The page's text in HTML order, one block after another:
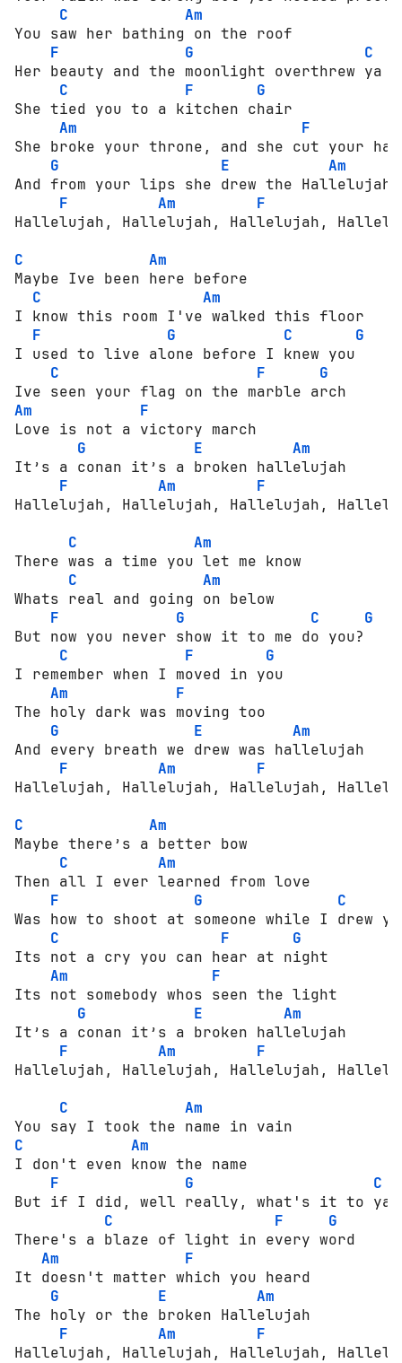
C
Am
You saw her bathing on the roof
F
G C
Her beauty and the moonlight overthrew ya
C
F
G
She tied you to a kitchen chair
Am
F
She broke your throne, and she cut your
G
E
Am
And from your lips she drew the Hallelujah
F
Am F
Hallelujah, Hallelujah, Hallelujah,
C
Am
Maybe Ive been here before
C
Am
I know this room I've walked this floor
F
G C
G
I used to live alone before I knew you
C
F
G
Am
F
Love is not a victory march
G
E
Am
It’s a conan it’s a broken hallelujah
F
Am F
Hallelujah, Hallelujah, Hallelujah,
C
Am
There was a time you let me know
C
Am
Whats real and going on below
F
G C
G
But now you never show it to me do you?
C
F
G
I remember when I moved in you
Am
F
The holy dark was moving too
G
E
Am
And every breath we drew was hallelujah
F
Am F
Hallelujah, Hallelujah, Hallelujah,
C
Am
Maybe there’s a better bow
C
Am
Then all I ever learned from love
F
G C
Was how to shoot at someone while I drew
C
F
G
Its not a cry you can hear at night
Am
F
Its not somebody whos seen the light
G
E
Am
It’s a conan it’s a broken hallelujah
F
Am F
Hallelujah, Hallelujah, Hallelujah,
C
Am
C
Am
I don't even know the name
F
G C
But if I did, well really, what's it to ya?
C
F
G
There's a blaze of light in every word
Am
F
It doesn't matter which you heard
G
E
Am
The holy or the broken Hallelujah
F
Am F
Hallelujah, Hallelujah, Hallelujah,